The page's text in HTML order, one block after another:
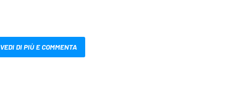
VEDI DI PIÙ E COMMENTA